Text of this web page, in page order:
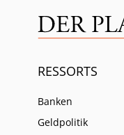
RESSORTS
Banken
Geldpolitik